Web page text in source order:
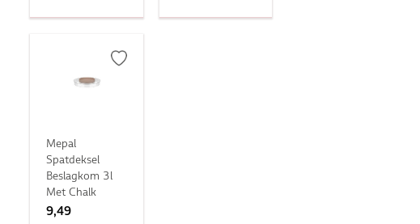
Mepal
Spatdeksel
Beslagkom 3l
Met Chalk
9,49